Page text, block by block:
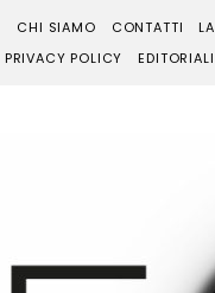
CHI SIAMO CONTATTI
LA
PRIVACY POLICY EDITORIALI